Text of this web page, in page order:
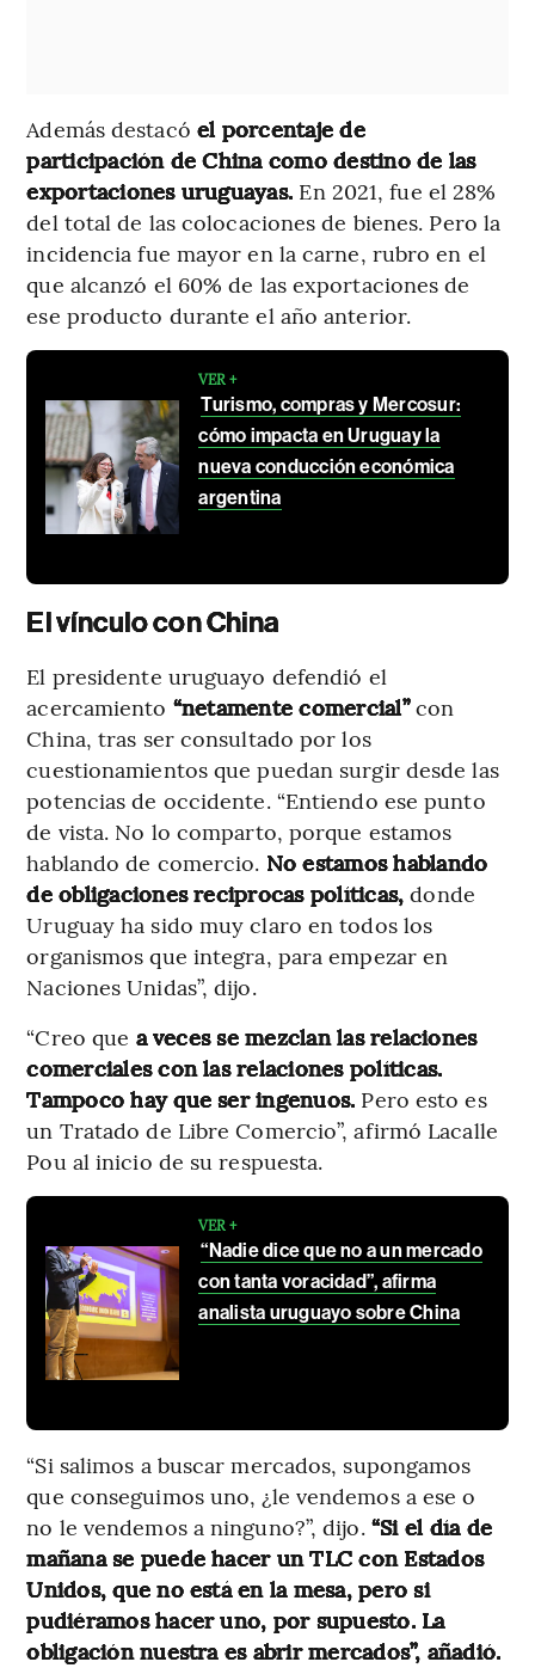
Además destacó el porcentaje de
participación de China como destino de las
exportaciones uruguayas. En 2021, fue el 28%
del total de las colocaciones de bienes. Pero la
incidencia fue mayor en la carne, rubro en el
que alcanzó el 60% de las exportaciones de
ese producto durante el año anterior.
VER +
Turismo, compras y Mercosur:
cómo impacta en Uruguay la
nueva conducción económica
argentina
El vínculo con China
El presidente uruguayo defendió el
acercamiento “netamente comercial”con
China, tras ser consultado por los
cuestionamientos que puedan surgir desde las
potencias de occidente. “Entiendo ese punto
de vista. No lo comparto, porque estamos
hablando de comercio. No estamos hablando
de obligaciones reciprocas políticas, donde
Uruguay ha sido muy claro en todos los
organismos que integra, para empezar en
Naciones Unidas”, dijo.
“Creo que a veces se mezclan las relaciones
comerciales con las relaciones políticas.
Tampoco hay que ser ingenuos. Pero esto es
un Tratado de Libre Comercio”, afirmó Lacalle
Pou al inicio de su respuesta.
VER +
“Nadie dice que no a un mercado
con tanta voracidad”, afirma
analista uruguayo sobre China
“Si salimos a buscar mercados, supongamos
que conseguimos uno, ¿le vendemos a ese o
no le vendemos a ninguno?”, dijo.“Si el día de
mañana se puede hacer un TLC con Estados
Unidos, que no está en la mesa, pero si
pudiéramos hacer uno, por supuesto. La
obligación nuestra es abrir mercados”, añadió.